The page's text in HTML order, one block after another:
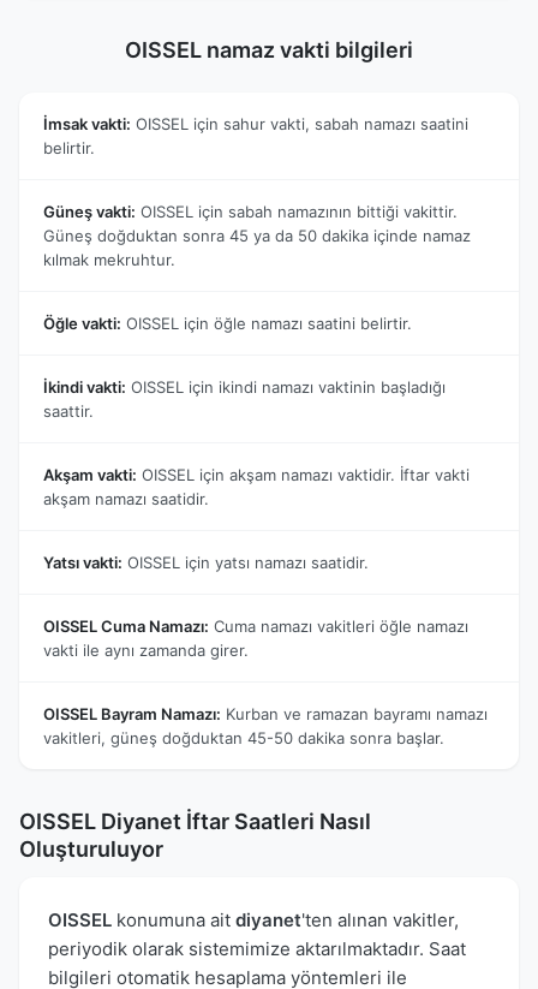
OISSEL namaz vakti bilgileri
İmsak vakti: OISSEL için sahur vakti, sabah namazı saatini
belirtir.
Güneş vakti: OISSEL için sabah namazının bittiği vakittir.
Güneş doğduktan sonra 45 ya da 50 dakika içinde namaz
kılmak mekruhtur.
Öğle vakti: OISSEL için öğle namazı saatini belirtir.
İkindi vakti: OISSEL için ikindi namazı vaktinin başladığı
saattir.
Akşam vakti: OISSEL için akşam namazı vaktidir. İftar vakti
akşam namazı saatidir.
Yatsı vakti: OISSEL için yatsı namazı saatidir.
OISSEL Cuma Namazı: Cuma namazı vakitleri öğle namazı
vakti ile aynı zamanda girer.
OISSEL Bayram Namazı: Kurban ve ramazan bayramı namazı
vakitleri, güneş doğduktan 45-50 dakika sonra başlar.
OISSEL Diyanet İftar Saatleri Nasıl
Oluşturuluyor
OISSEL konumuna ait diyanet'ten alınan vakitler,
periyodik olarak sistemimize aktarılmaktadır. Saat
bilgileri otomatik hesaplama yöntemleri ile